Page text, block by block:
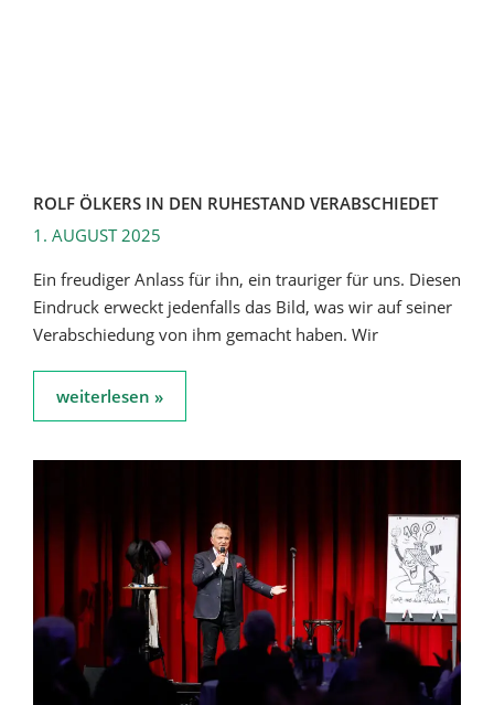
ROLF ÖLKERS IN DEN RUHESTAND VERABSCHIEDET
1. AUGUST 2025
Ein freudiger Anlass für ihn, ein trauriger für uns. Diesen
Eindruck erweckt jedenfalls das Bild, was wir auf seiner
Verabschiedung von ihm gemacht haben. Wir
weiterlesen »